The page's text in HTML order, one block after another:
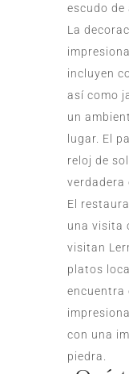
escudo de
La
incluyen
así como
un
lugar. El
reloj de
verdadera
El
una visita
visitan
platos
encuentra
con una
piedra.